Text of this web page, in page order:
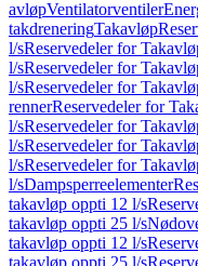
avløpVentilatorventiler
takdreneringTakavløp
l/sReservedeler for
l/sReservedeler for
l/sReservedeler for
rennerReservedeler for
l/sReservedeler for
l/sReservedeler for
l/sReservedeler for
l/sDampsperreelementer
takavløp oppti 12 l/s
takavløp oppti 25 l/s
takavløp oppti 12 l/s
takavløp oppti 25 l/s